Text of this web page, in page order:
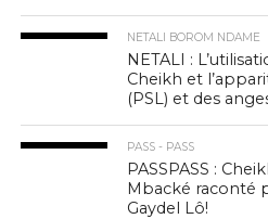
NETALI BOROM NDAME
NETALI :
Cheikh et
(PSL) et des
PASS - PASS
PASSPASS :
Mbacké raconté
Gaydel Lô!